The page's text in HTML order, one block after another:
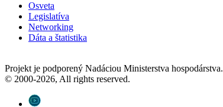
Osveta
Legislatíva
Networking
Dáta a štatistika
Projekt je podporený Nadáciou Ministerstva hospodárstva.
© 2000-2026, All rights reserved.